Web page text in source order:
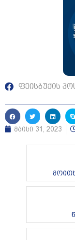
ფეისბუქის
მაისი 31, 2023